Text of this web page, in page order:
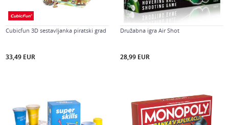
Cubicfun 3D sestavljanka piratski grad
33,49 EUR
Družabna igra Air Shot
28,99 EUR